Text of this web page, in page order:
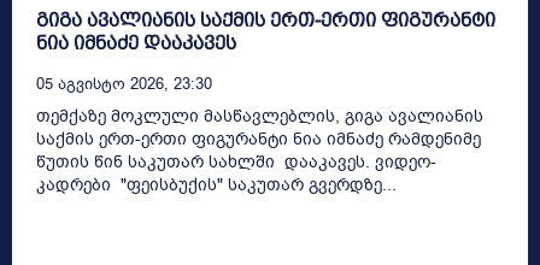
გიგა ავალიანის საქმის ერთ-ერთი ფიგურანტი
ნია იმნაძე დააკავეს
05 Აგვისტო 2026, 23:30
თემქაზე მოკლული მასწავლებლის, გიგა ავალიანის
საქმის ერთ-ერთი ფიგურანტი ნია იმნაძე რამდენიმე
წუთის წინ საკუთარ სახლში დააკავეს. ვიდეო-
კადრები "ფეისბუქის" საკუთარ გვერდზე...